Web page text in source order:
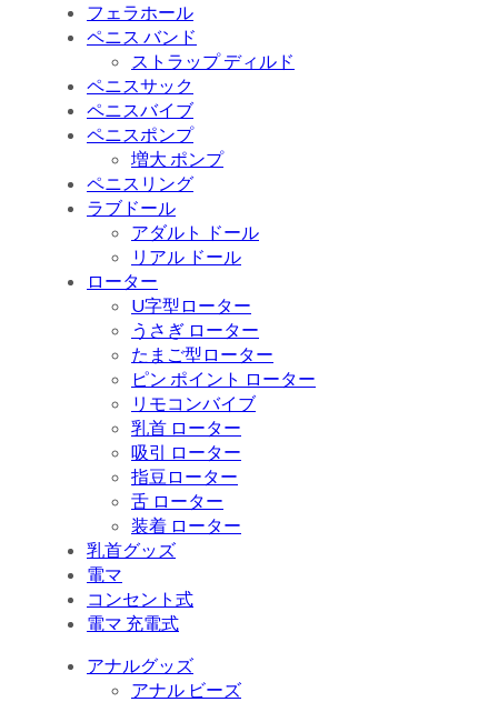
フェラホール
ペニス バンド
ストラップ ディルド
ペニスサック
ペニスバイブ
ペニスポンプ
増大 ポンプ
ペニスリング
ラブドール
アダルト ドール
リアル ドール
ローター
U字型ローター
うさぎ ローター
たまご型ローター
ピン ポイント ローター
リモコンバイブ
乳首 ローター
吸引 ローター
指豆ローター
舌 ローター
装着 ローター
乳首グッズ
電マ
コンセント式
電マ 充電式
アナルグッズ
アナル ビーズ